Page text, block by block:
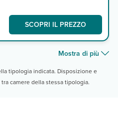
SCOPRI IL PREZZO
Mostra di più
tipologia indicata. Disposizione e
camere della stessa tipologia.